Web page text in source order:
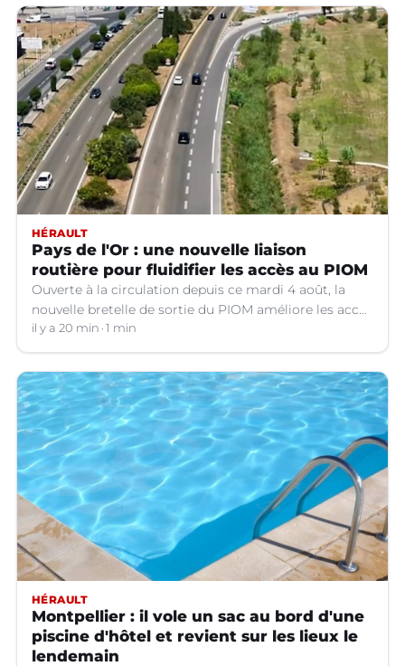
HÉRAULT
Pays de l'Or : une nouvelle liaison
routière pour fluidifier les accès au PIOM
Ouverte à la circulation depuis ce mardi 4 août, la
nouvelle bretelle de sortie du PIOM améliore les accès
à la zone d'activités et facilite les déplacements
quotidiens.
il y a 20 min 1 min
HÉRAULT
Montpellier : il vole un sac au bord d'une
piscine d'hôtel et revient sur les lieux le
lendemain